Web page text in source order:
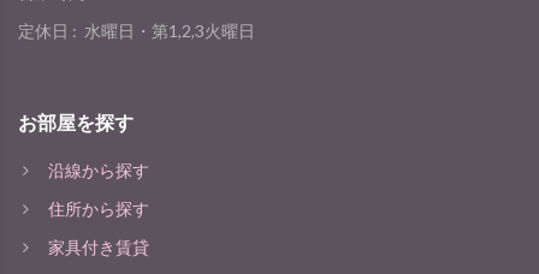
定休日 : 水曜日・第1,2,3火曜日
お部屋を探す
沿線から探す
住所から探す
家具付き賃貸